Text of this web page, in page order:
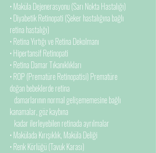
• Maküla Dejenerasyonu (Sarı Nokta Hastalığı)
• Diyabetik Retinopati (Şeker hastalığına bağlı
retina hastalığı)
• Retina Yırtığı ve Retina Dekolmanı
• Hipertansif Retinopati
• Retina Damar Tıkanıklıkları
• ROP (Prematüre Retinopatisi) Prematüre
doğan bebeklerde retina
damarlarının normal gelişememesine bağlı
kanamalar, göz kaybına
kadar ilerleyebilen retinada ayrılmalar
• Makülada Kırışıklık, Maküla Deliği
• Renk Körlüğü (Tavuk Karası)